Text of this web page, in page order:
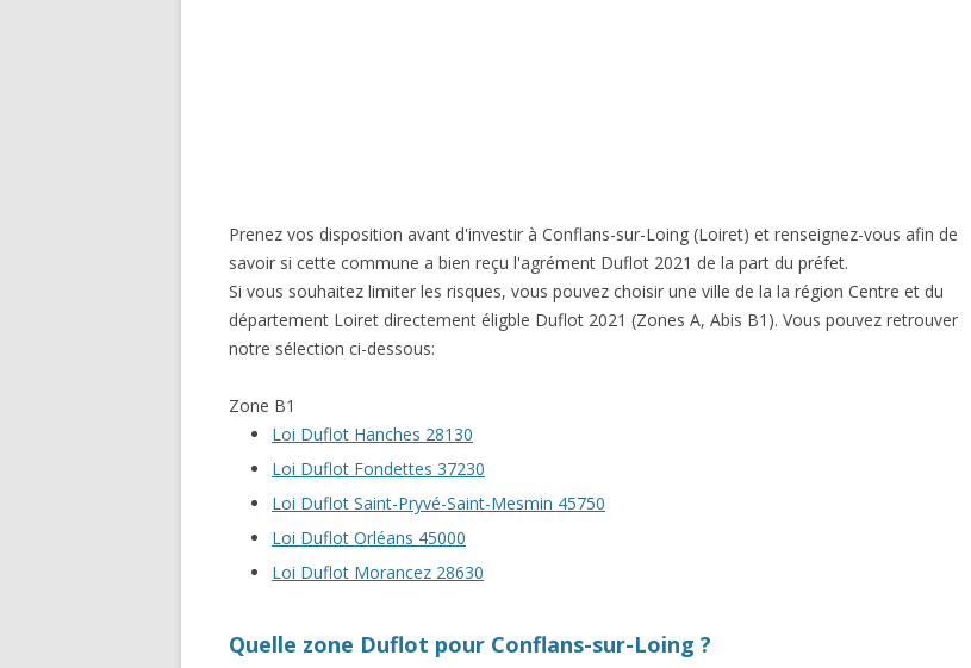
Prenez vos disposition avant d'investir à Conflans-sur-Loing (Loiret) et renseignez-vous afin de
savoir si cette commune a bien reçu l'agrément Duflot 2021 de la part du préfet.
Si vous souhaitez limiter les risques, vous pouvez choisir une ville de la la région Centre et du
département Loiret directement éligble Duflot 2021 (Zones A, Abis B1). Vous pouvez retrouver
notre sélection ci-dessous:
Zone B1
Loi Duflot Hanches 28130
Loi Duflot Fondettes 37230
Loi Duflot Saint-Pryvé-Saint-Mesmin 45750
Loi Duflot Orléans 45000
Loi Duflot Morancez 28630
Quelle zone Duflot pour Conflans-sur-Loing ?